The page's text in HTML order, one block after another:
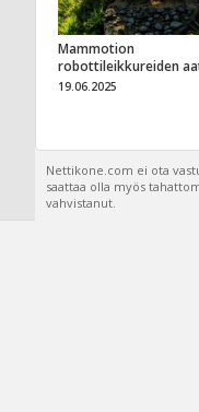
Mammotion
robottileikkureiden
19.06.2025
Nettikone.com ei ota
saattaa olla myös
vahvistanut.